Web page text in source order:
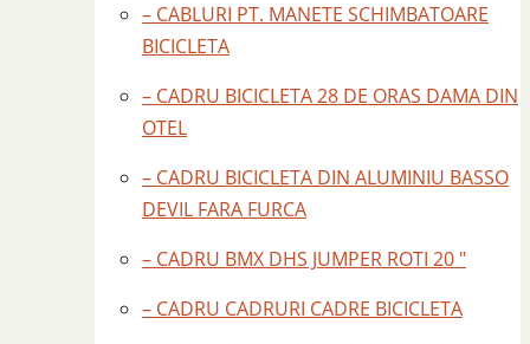
– CABLURI PT. MANETE SCHIMBATOARE
BICICLETA
– CADRU BICICLETA 28 DE ORAS DAMA DIN
OTEL
– CADRU BICICLETA DIN ALUMINIU BASSO
DEVIL FARA FURCA
– CADRU BMX DHS JUMPER ROTI 20 "
– CADRU CADRURI CADRE BICICLETA